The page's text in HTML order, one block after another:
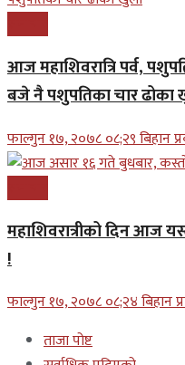
आज महाशिवरात्रि पर्व,
बजे नै पशुपतिका चार ढोका
फाल्गुन १७, २०७८ ०८;२९ बिहान
महाशिवरात्रीको दिन आज
!
फाल्गुन १७, २०७८ ०८;२४ बिहान
ताजा पोष्ट